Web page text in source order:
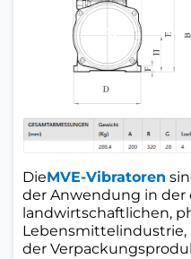
DieMVE-Vibratoren
der Anwendung in der
landwirtschaftlichen,
Lebensmittelindustrie,
der